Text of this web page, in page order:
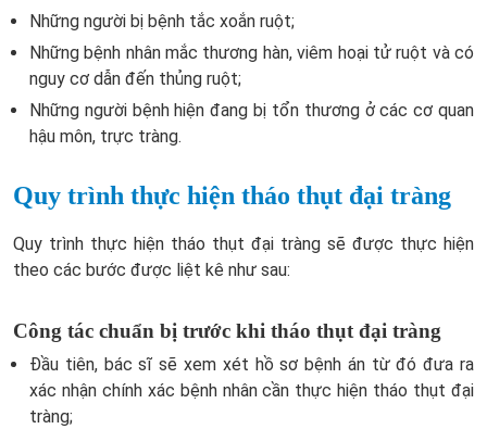
Những người bị bệnh tắc xoắn ruột;
Những bệnh nhân mắc thương hàn, viêm hoại tử ruột và có
nguy cơ dẫn đến thủng ruột;
Những người bệnh hiện đang bị tổn thương ở các cơ quan
hậu môn, trực tràng.
Quy trình thực hiện tháo thụt đại tràng
Quy trình thực hiện tháo thụt đại tràng sẽ được thực hiện
theo các bước được liệt kê như sau:
Công tác chuẩn bị trước khi tháo thụt đại tràng
Đầu tiên, bác sĩ sẽ xem xét hồ sơ bệnh án từ đó đưa ra
xác nhận chính xác bệnh nhân cần thực hiện tháo thụt đại
tràng;